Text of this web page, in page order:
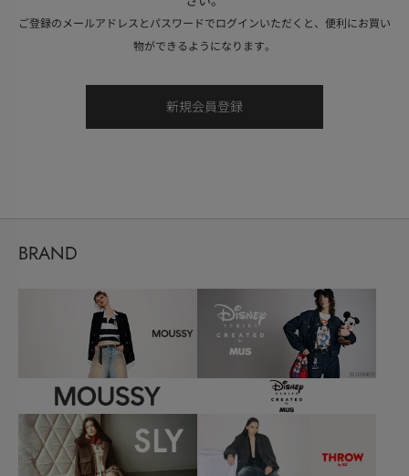
ご登録のメールアドレスとパスワードでログインいただくと、便利にお買い
物ができるようになります。
BRAND